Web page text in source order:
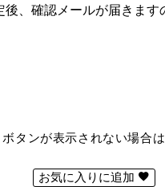
タンが表示されない場合は
お気に入りに追加